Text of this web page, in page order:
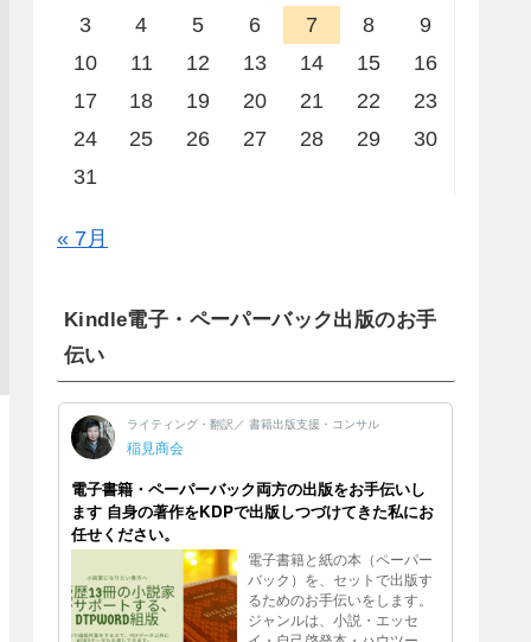
3
4 5 6 7 8
9
10
11 12 13 14 15
16
17
18 19 20 21 22
23
24
25 26 27 28 29
30
31
« 7月
Kindle電子・ペーパーバック出版のお手
伝い